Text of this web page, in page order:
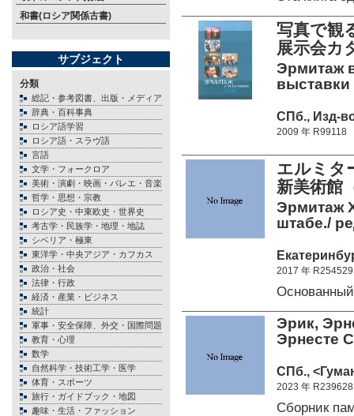
和書(ロシア関係古書)
サブジェクト
分類
総記・参考図書、出版・メディア
辞典・百科事典
ロシア語学習
ロシア語・スラヴ語
言語
文学・フォークロア
美術・演劇・映画・バレエ・音楽
哲学・思想・宗教
ロシア史・中東欧史・世界史
考古学・民族学・地理・地誌
シベリア・極東
東洋学・中央アジア・カフカス
政治・社会
法律・行政
経済・産業・ビジネス
統計
軍事・安全保障、外交・国際問題
教育・心理
数学
自然科学・技術工学・医学
体育・スポーツ
旅行・ガイドブック・地図
趣味・生活・ファッション
写真で
展示会カ
Эрмитаж
СПб., Изд-
2009 年 R99118
エルミタ
新美術館
Эрмитаж
штабе./
2017 年 R254529
Эрик,
Эрнесте
СПб.,
2023 年 R239628
Сборник